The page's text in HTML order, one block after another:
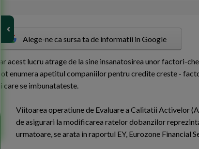
Alege-ne ca sursa ta de informatii in Google
acest lucru atrage de la sine insanatosirea unor factori-
enumera apetitul companiilor pentru credite creste -
care se imbunatateste.
Viitoarea operatiune de Evaluare a Calitatii Activelor
de asigurari la modificarea ratelor dobanzilor
urmatoare, se arata in raportul EY, Eurozone Financial